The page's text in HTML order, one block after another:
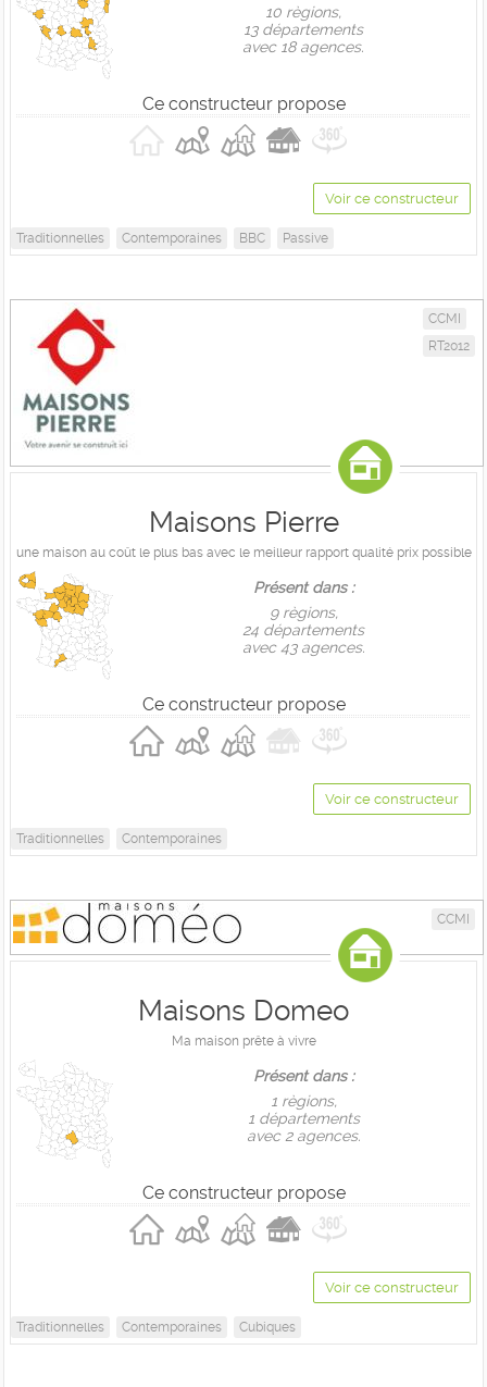
10 règions,
13 départements
avec 18 agences.
Ce constructeur propose
Voir ce constructeur
Traditionnelles Contemporaines BBC Passive
CCMI
RT2012
Maisons Pierre
une maison au coût le plus bas avec le meilleur rapport qualité prix possible
Présent dans :
9 règions,
24 départements
avec 43 agences.
Ce constructeur propose
Voir ce constructeur
Traditionnelles Contemporaines
CCMI
Maisons Domeo
Ma maison prête à vivre
Présent dans :
1 règions,
1 départements
avec 2 agences.
Ce constructeur propose
Voir ce constructeur
Traditionnelles Contemporaines Cubiques